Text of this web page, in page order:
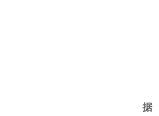
据